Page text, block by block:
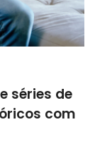
séries de
com